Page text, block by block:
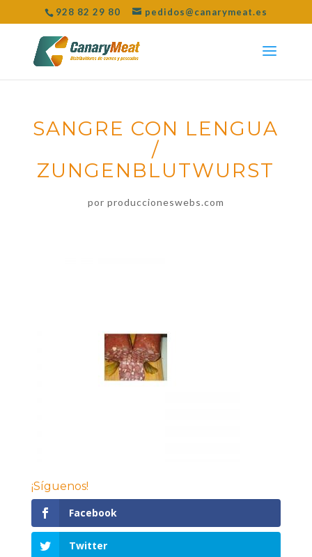
928 82 29 80 pedidos@canarymeat.es
SANGRE CON LENGUA
/
ZUNGENBLUTWURST
por produccioneswebs.com
¡Síguenos!
Facebook
Twitter